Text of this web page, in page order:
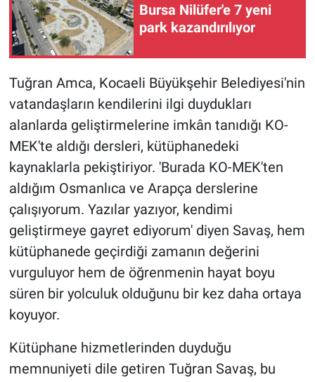
Bursa Nilüfer'e 7 yeni
park kazandırılıyor
Tuğran Amca, Kocaeli Büyükşehir Belediyesi'nin
vatandaşların kendilerini ilgi duydukları
alanlarda geliştirmelerine imkân tanıdığı KO-
MEK'te aldığı dersleri, kütüphanedeki
kaynaklarla pekiştiriyor. 'Burada KO-MEK'ten
aldığım Osmanlıca ve Arapça derslerine
çalışıyorum. Yazılar yazıyor, kendimi
geliştirmeye gayret ediyorum' diyen Savaş, hem
kütüphanede geçirdiği zamanın değerini
vurguluyor hem de öğrenmenin hayat boyu
süren bir yolculuk olduğunu bir kez daha ortaya
koyuyor.
Kütüphane hizmetlerinden duyduğu
memnuniyeti dile getiren Tuğran Savaş, bu